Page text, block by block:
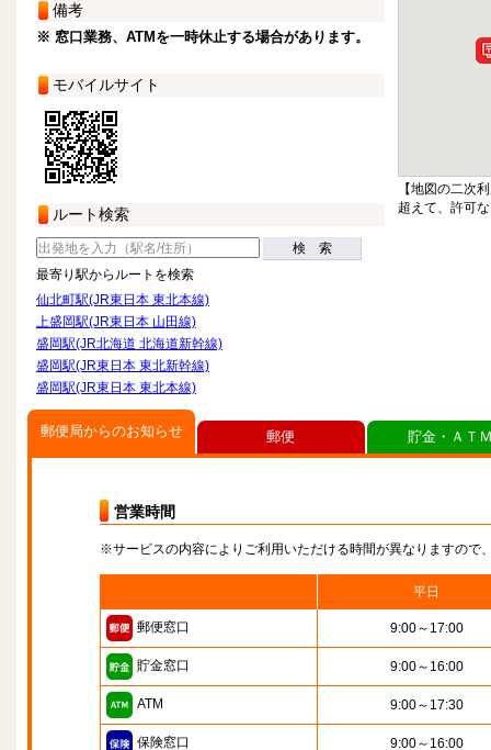
備考
※ 窓口業務、ATMを一時休止する場合があります。
モバイルサイト
ルート検索
検 索
最寄り駅からルートを検索
仙北町駅(JR東日本 東北本線)
上盛岡駅(JR東日本 山田線)
盛岡駅(JR北海道 北海道新幹線)
盛岡駅(JR東日本 東北新幹線)
盛岡駅(JR東日本 東北本線)
【地図の二次
超えて、許可
郵便局からのお知らせ
営業時間
※サービスの内容によりご利用いただける時間が異なりますので
平日
郵便窓口 9:00～17:00
貯金窓口 9:00～16:00
ATM 9:00～17:30
保険窓口 9:00～16:00
郵便 貯金・ＡＴ